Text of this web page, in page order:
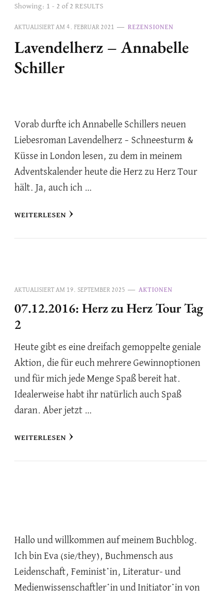
Showing: 1 - 2 of 2 RESULTS
AKTUALISIERT AM 4. FEBRUAR 2021 REZENSIONEN
Lavendelherz – Annabelle
Schiller
Vorab durfte ich Annabelle Schillers neuen
Liebesroman Lavendelherz – Schneesturm &
Küsse in London lesen, zu dem in meinem
Adventskalender heute die Herz zu Herz Tour
hält. Ja, auch ich …
WEITERLESEN
AKTUALISIERT AM 19. SEPTEMBER 2025 AKTIONEN
07.12.2016: Herz zu Herz Tour Tag
2
Heute gibt es eine dreifach gemoppelte geniale
Aktion, die für euch mehrere Gewinnoptionen
und für mich jede Menge Spaß bereit hat.
Idealerweise habt ihr natürlich auch Spaß
daran. Aber jetzt …
WEITERLESEN
Hallo und willkommen auf meinem Buchblog.
Ich bin Eva (sie/they), Buchmensch aus
Leidenschaft, Feminist*in, Literatur- und
Medienwissenschaftler*in und Initiator*in von